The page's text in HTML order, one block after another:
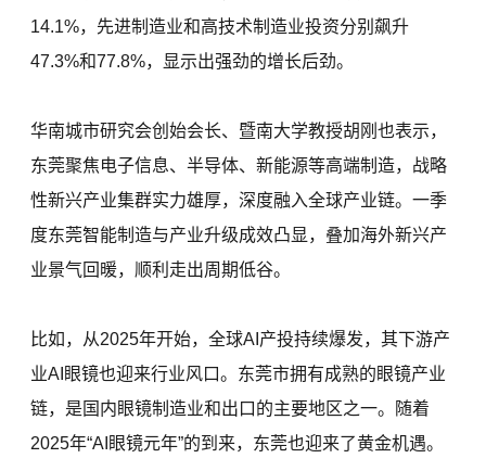
14.1%，先进制造业和高技术制造业投资分别飙升
47.3%和77.8%，显示出强劲的增长后劲。
华南城市研究会创始会长、暨南大学教授胡刚也表示，
东莞聚焦电子信息、半导体、新能源等高端制造，战略
性新兴产业集群实力雄厚，深度融入全球产业链。一季
度东莞智能制造与产业升级成效凸显，叠加海外新兴产
业景气回暖，顺利走出周期低谷。
比如，从2025年开始，全球AI产投持续爆发，其下游产
业AI眼镜也迎来行业风口。东莞市拥有成熟的眼镜产业
链，是国内眼镜制造业和出口的主要地区之一。随着
2025年“AI眼镜元年”的到来，东莞也迎来了黄金机遇。